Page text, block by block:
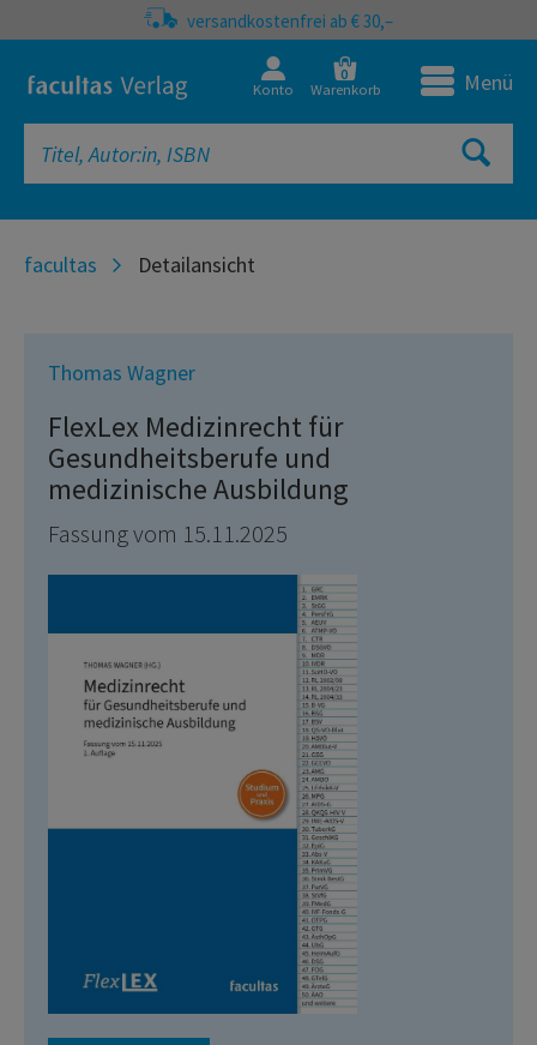
versandkostenfrei ab € 30,–
Konto
0
Warenkorb Menü
facultas Detailansicht
Thomas Wagner
FlexLex Medizinrecht für
Gesundheitsberufe und
medizinische Ausbildung
Fassung vom 15.11.2025